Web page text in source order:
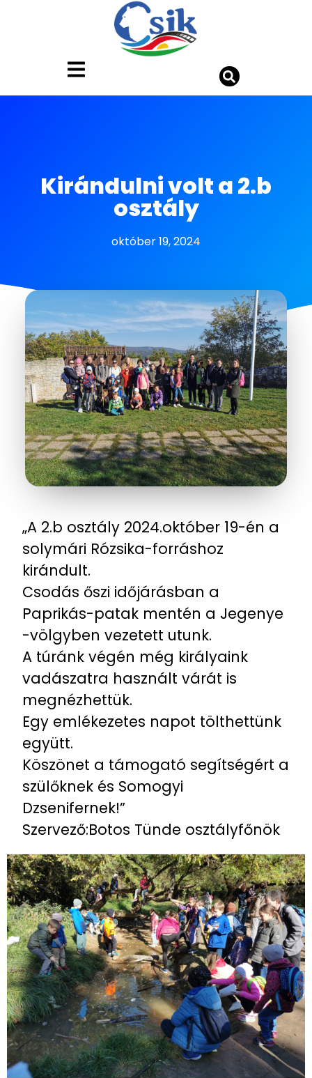
Kirándulni volt a 2.b
osztály
október 19, 2024
„A 2.b osztály 2024.október 19-én a
solymári Rózsika-forráshoz
kirándult.
Csodás őszi időjárásban a
Paprikás-patak mentén a Jegenye
-völgyben vezetett utunk.
A túránk végén még királyaink
vadászatra használt várát is
megnézhettük.
Egy emlékezetes napot tölthettünk
együtt.
Köszönet a támogató segítségért a
szülőknek és Somogyi
Dzsenifernek!”
Szervező:Botos Tünde osztályfőnök